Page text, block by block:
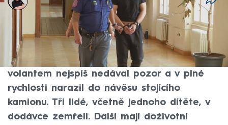
27. kvě 2026, 18:31
Čtyři a půl roku ve vězení si odsedí řidič
dodávky, který loni v dubnu způsobil
tragickou nehodu na dálnici D2. Muž za
volantem nejspíš nedával pozor a v plné
rychlosti narazil do návěsu stojícího
kamionu. Tři lidé, včetně jednoho dítěte, v
dodávce zemřeli. Další mají doživotní